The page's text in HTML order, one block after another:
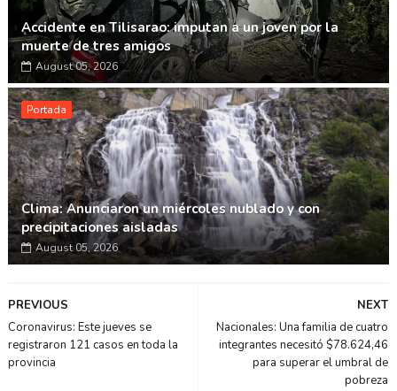
Accidente en Tilisarao: imputan a un joven por la
muerte de tres amigos
August 05, 2026
Portada
Clima: Anunciaron un miércoles nublado y con
precipitaciones aisladas
August 05, 2026
NEXT
Nacionales: Una familia de cuatro
integrantes necesitó $78.624,46
para superar el umbral de
pobreza
PREVIOUS
Coronavirus: Este jueves se
registraron 121 casos en toda la
provincia